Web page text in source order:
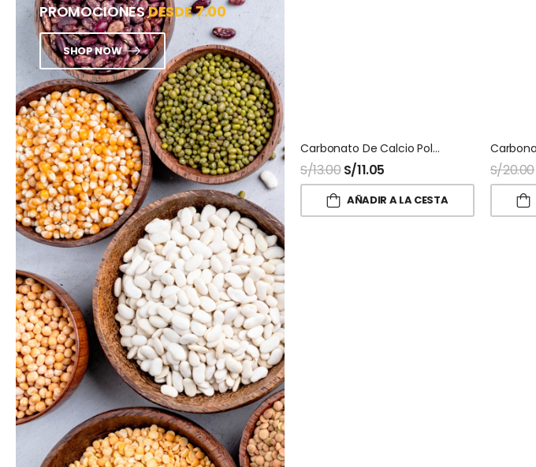
PROMOCIONESDESDE 7.00
SHOP NOW
Carbonato De Calcio Polvo
S/13.00 S/11.05
AÑADIR A LA CESTA
S/20.00